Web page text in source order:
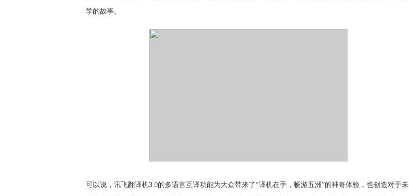
学的故事。
可以说，讯飞翻译机3.0的多语言互译功能为大众带来了“译机在手，畅游五洲”的神奇体验，也创造对于未